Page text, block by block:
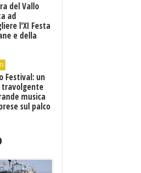
del Vallo
ad
l'XI Festa
e della
Festival: un
travolgente
musica
sul palco